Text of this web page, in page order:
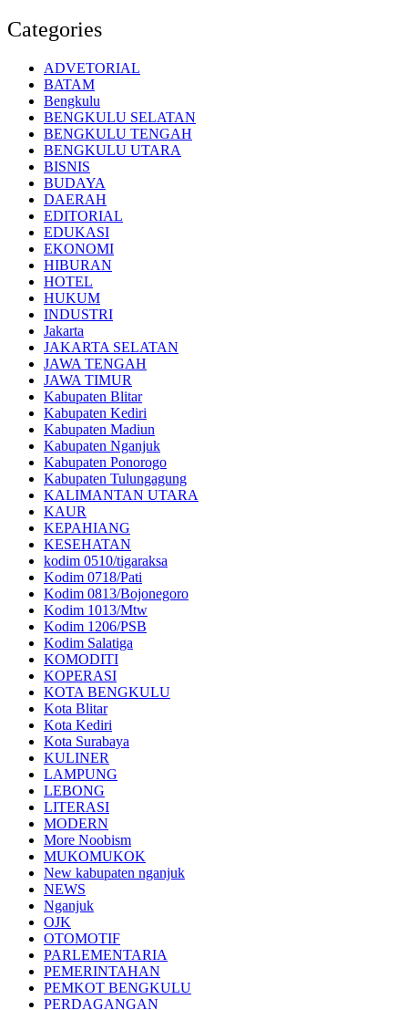
Categories
ADVETORIAL
BATAM
Bengkulu
BENGKULU SELATAN
BENGKULU TENGAH
BENGKULU UTARA
BISNIS
BUDAYA
DAERAH
EDITORIAL
EDUKASI
EKONOMI
HIBURAN
HOTEL
HUKUM
INDUSTRI
Jakarta
JAKARTA SELATAN
JAWA TENGAH
JAWA TIMUR
Kabupaten Blitar
Kabupaten Kediri
Kabupaten Madiun
Kabupaten Nganjuk
Kabupaten Ponorogo
Kabupaten Tulungagung
KALIMANTAN UTARA
KAUR
KEPAHIANG
KESEHATAN
kodim 0510/tigaraksa
Kodim 0718/Pati
Kodim 0813/Bojonegoro
Kodim 1013/Mtw
Kodim 1206/PSB
Kodim Salatiga
KOMODITI
KOPERASI
KOTA BENGKULU
Kota Blitar
Kota Kediri
Kota Surabaya
KULINER
LAMPUNG
LEBONG
LITERASI
MODERN
More Noobism
MUKOMUKOK
New kabupaten nganjuk
NEWS
Nganjuk
OJK
OTOMOTIF
PARLEMENTARIA
PEMERINTAHAN
PEMKOT BENGKULU
PERDAGANGAN